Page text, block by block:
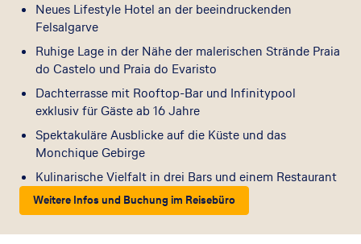
Neues Lifestyle Hotel an der beeindruckenden
Felsalgarve
Ruhige Lage in der Nähe der malerischen Strände Praia
do Castelo und Praia do Evaristo
Dachterrasse mit Rooftop-Bar und Infinitypool
exklusiv für Gäste ab 16 Jahre
Spektakuläre Ausblicke auf die Küste und das
Monchique Gebirge
Kulinarische Vielfalt in drei Bars und einem Restaurant
Weitere Infos und Buchung im Reisebüro